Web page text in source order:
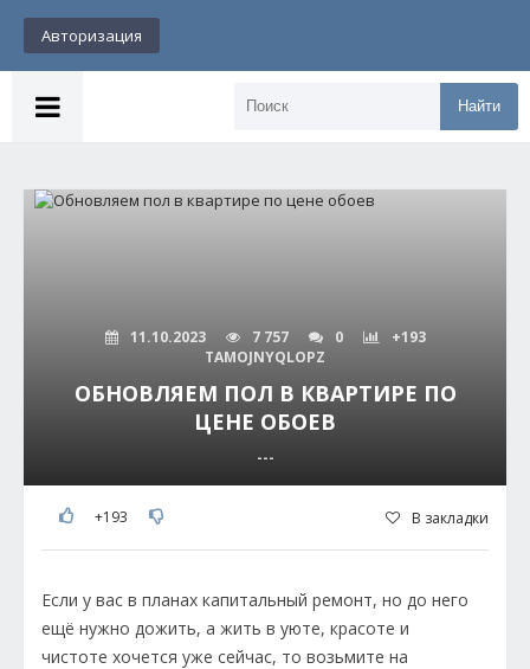
Авторизация
Найти
11.10.2023 7 757 0
+193
TAMOJNYQLOPZ
ОБНОВЛЯЕМ ПОЛ В КВАРТИРЕ ПО
ЦЕНЕ ОБОЕВ
---
+193 В закладки
Если у вас в планах капитальный ремонт, но до него
ещё нужно дожить, а жить в уюте, красоте и
чистоте хочется уже сейчас, то возьмите на